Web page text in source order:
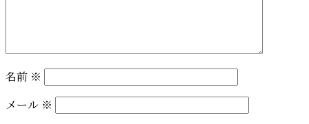
名前 ※
メール ※